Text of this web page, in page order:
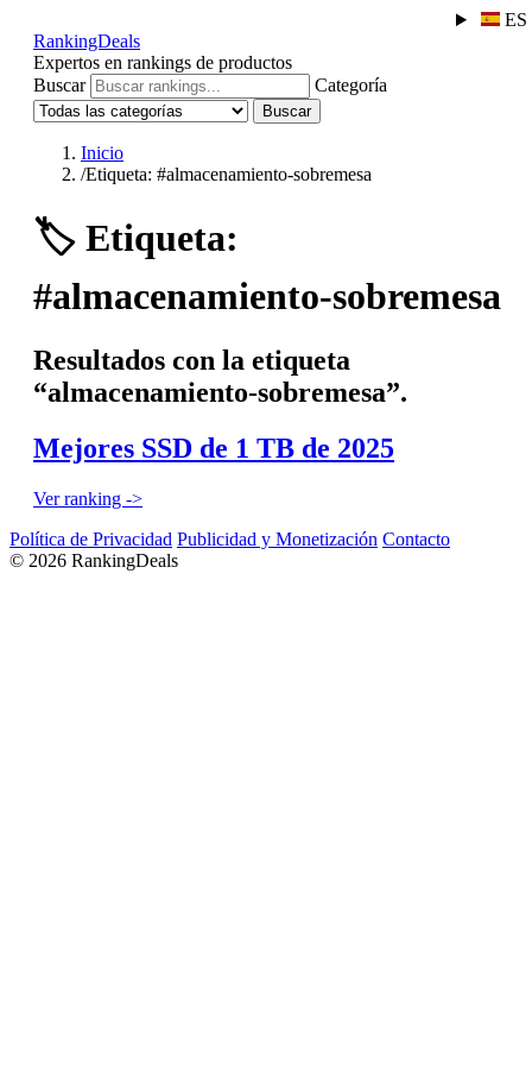
ES
RankingDeals
Expertos en rankings de productos
Buscar
Categoría
Buscar
Inicio
/Etiqueta: #almacenamiento-sobremesa
🏷️ Etiqueta:
#almacenamiento-sobremesa
Resultados con la etiqueta
“almacenamiento-sobremesa”.
Mejores SSD de 1 TB de 2025
Ver ranking ->
Política de Privacidad Publicidad y Monetización Contacto
© 2026 RankingDeals